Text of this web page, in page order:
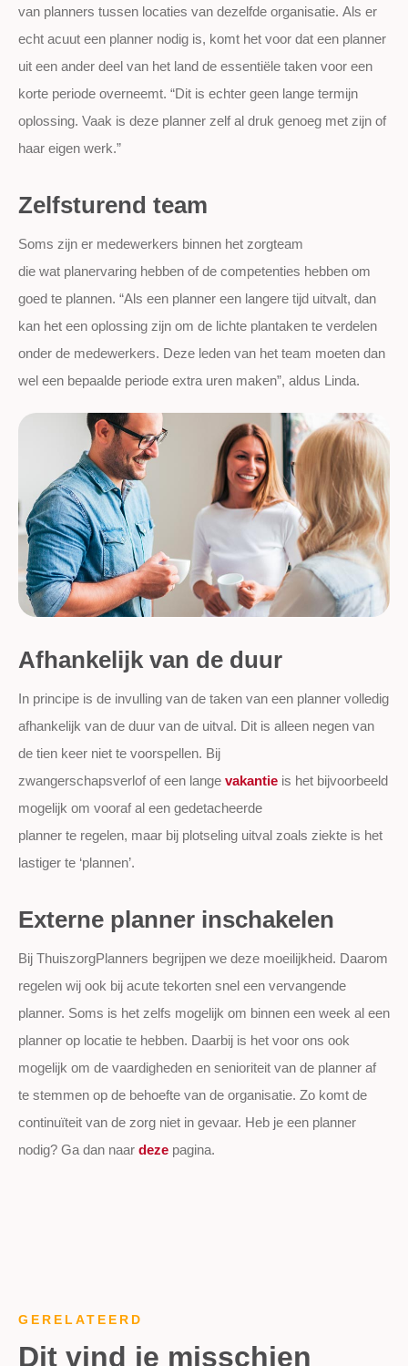
van planners tussen locaties van dezelfde organisatie. Als er
echt acuut een planner nodig is, komt het voor dat een planner
uit een ander deel van het land de essentiële taken voor een
korte periode overneemt. “Dit is echter geen lange termijn
oplossing. Vaak is deze planner zelf al druk genoeg met zijn of
haar eigen werk.”
Zelfsturend team
Soms zijn er medewerkers binnen het zorgteam
die wat planervaring hebben of de competenties hebben om
goed te plannen. “Als een planner een langere tijd uitvalt, dan
kan het een oplossing zijn om de lichte plantaken te verdelen
onder de medewerkers. Deze leden van het team moeten dan
wel een bepaalde periode extra uren maken”, aldus Linda.
Afhankelijk van de duur
In principe is de invulling van de taken van een planner volledig
afhankelijk van de duur van de uitval. Dit is alleen negen van
de tien keer niet te voorspellen. Bij
zwangerschapsverlof of een lange vakantie is het bijvoorbeeld
mogelijk om vooraf al een gedetacheerde
planner te regelen, maar bij plotseling uitval zoals ziekte is het
lastiger te ‘plannen’.
Externe planner inschakelen
Bij ThuiszorgPlanners begrijpen we deze moeilijkheid. Daarom
regelen wij ook bij acute tekorten snel een vervangende
planner. Soms is het zelfs mogelijk om binnen een week al een
planner op locatie te hebben. Daarbij is het voor ons ook
mogelijk om de vaardigheden en senioriteit van de planner af
te stemmen op de behoefte van de organisatie. Zo komt de
continuïteit van de zorg niet in gevaar. Heb je een planner
nodig? Ga dan naar deze pagina.
GERELATEERD
Dit vind je misschien